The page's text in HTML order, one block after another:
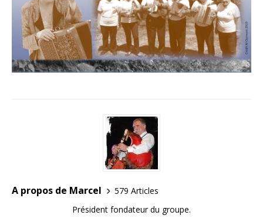
A propos de Marcel
579 Articles
Président fondateur du groupe.